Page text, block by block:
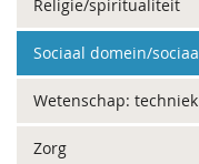
Religie/spiritualiteit
Sociaal domein/
Wetenschap:
Zorg